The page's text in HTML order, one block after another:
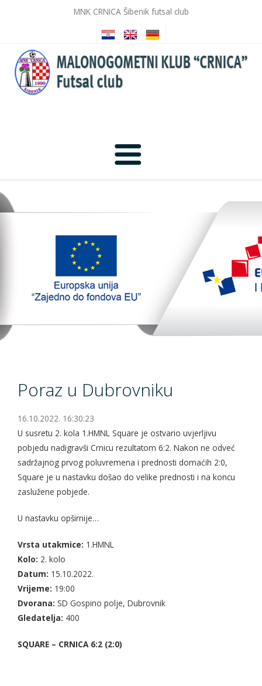
MNK CRNICA Šibenik futsal club
TopTim liga 29-10-2023
Poraz u Dubrovniku
16.10.2022. 16:30:23
U susretu 2. kola 1.HMNL Square je ostvario uvjerljivu
pobjedu nadigravši Crnicu rezultatom 6:2. Nakon ne odveć
sadržajnog prvog poluvremena i prednosti domaćih 2:0,
Square je u nastavku došao do velike prednosti i na koncu
zaslužene pobjede.
U nastavku opširnije…
Vrsta utakmice: 1.HMNL
Kolo: 2. kolo
Datum: 15.10.2022.
Vrijeme: 19:00
Dvorana: SD Gospino polje, Dubrovnik
Gledatelja: 400
SQUARE – CRNICA 6:2 (2:0)